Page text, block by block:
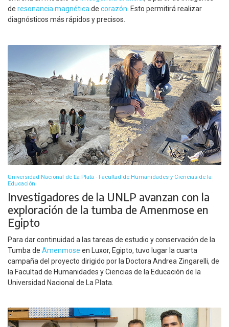
de resonancia magnéticade corazón. Esto permitirá realizar
diagnósticos más rápidos y precisos.
Universidad Nacional de La Plata - Facultad de Humanidades y Ciencias de la
Educación
Investigadores de la UNLP avanzan con la
exploración de la tumba de Amenmose en
Egipto
Para dar continuidad a las tareas de estudio y conservación de la
Tumba de Amenmose en Luxor, Egipto, tuvo lugar la cuarta
campaña del proyecto dirigido por la Doctora Andrea Zingarelli, de
la Facultad de Humanidades y Ciencias de la Educación de la
Universidad Nacional de La Plata.